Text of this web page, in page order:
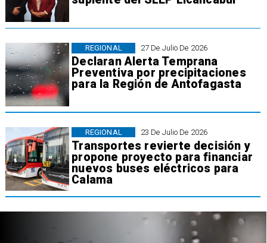
27 De Julio De 2026
Declaran Alerta Temprana
Preventiva por precipitaciones
para la Región de Antofagasta
REGIONAL
23 De Julio De 2026
Transportes revierte decisión y
propone proyecto para financiar
nuevos buses eléctricos para
Calama
REGIONAL